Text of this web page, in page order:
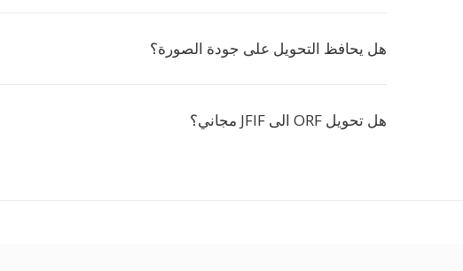
هل يحافظ التحويل على جودة الصورة؟
هل تحويل ORF الى JFIF مجاني؟